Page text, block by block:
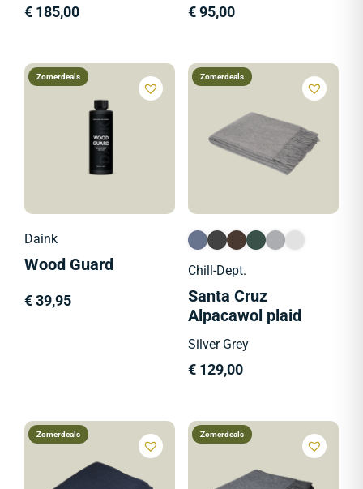
€ 185,00 €95,00
Zomerdeals
Daink
Wood Guard
€ 39,95
Zomerdeals
Chill-Dept.
Santa Cruz
Alpacawol plaid
Silver Grey
€129,00
Zomerdeals Zomerdeals